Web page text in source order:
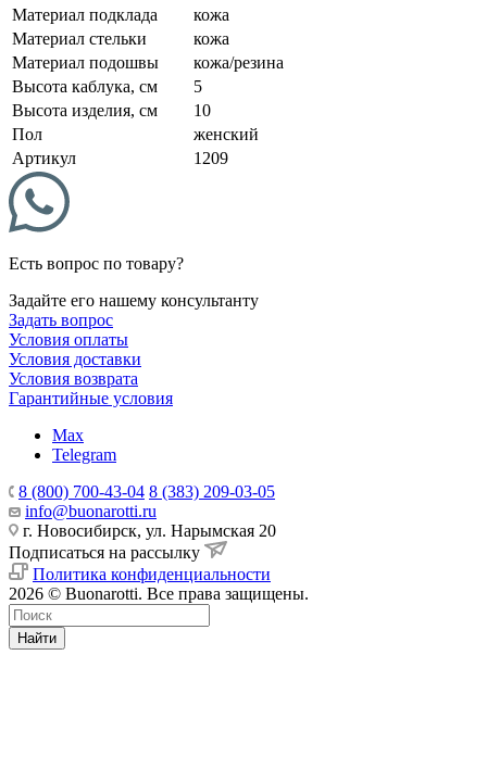
Материал подклада
кожа
Материал стельки
кожа
Материал подошвы
кожа/резина
Высота каблука, см
5
Высота изделия, см
10
Пол
женский
Артикул
1209
Есть вопрос по товару?
Задайте его нашему консультанту
Задать вопрос
Условия оплаты
Условия доставки
Условия возврата
Гарантийные условия
Max
Telegram
8 (800) 700-43-04 8 (383) 209-03-05
info@buonarotti.ru
г. Новосибирск, ул. Нарымская 20
Подписаться на рассылку
Политика конфиденциальности
2026 © Buonarotti. Все права защищены.
Найти